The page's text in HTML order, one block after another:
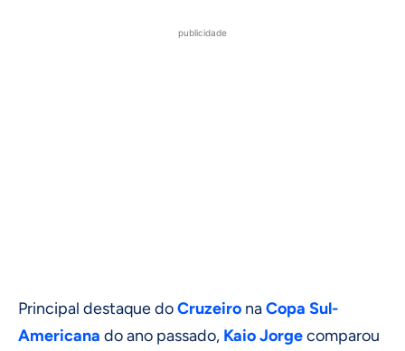
publicidade
Principal destaque doCruzeiro naCopa Sul-
Americana do ano passado, Kaio Jorgecomparou